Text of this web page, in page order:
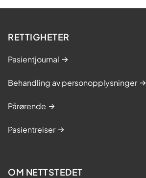
RETTIGHETER
Pasientjournal
Behandling av personopplysninger
Pårørende
Pasientreiser
OM NETTSTEDET